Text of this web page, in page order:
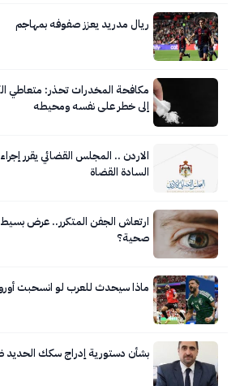
ريال مدريد يعزز صفوفه بمهاجم
مكافحة المخدرات تحذر: متعاطي
إلى خطر على نفسه ومحيطه
الاردن .. المجلس القضائي يقرر
السادة القضاة
ارتعاش الجفن المتكرر.. عرض بسيط
صحية؟
ماذا سيحدث للعرب لو انسحبت
بشأن دستورية إدراج سكك